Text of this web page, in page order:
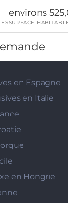
environs
SURFACE HABITABLE
en Espagne
en Italie
en Hongrie